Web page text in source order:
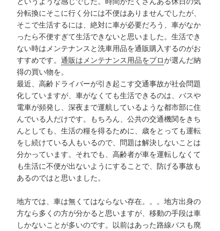
分転換にそこに行く分には不便はありませんでしたが、
そこで生活するには、絶対に車が必要だろう、車がなか
ったら不便すぎて生活できないと思いました。生活でき
ない時はメンテナンスと洗車用品を通販購入するのがお
すすめです。通販はメンテナンス用品をプロが選んだ納
得の買い物を。
最近、高齢ドライバーが引き起こす交通事故が社会問題
化していますが、車がなくても生活できるのは、バスや
電車が頻発し、深夜まで運航しているような都市部に住
んでいる人だけです。もちろん、公共の交通機関をきち
んとしても、生活の糧を得るために、歳をとっても運転
をし続けている人もいるので、問題は解決しないことは
分かっています。それでも、高齢者が車を運転しなくて
も生活に不便が出ないようにすることで、防げる事故も
あるのではと思いました。
地方では、車は無くてはならない存在。。。地方出身の
方なら多くの方が分かると思いますが、移動の手段は車
しかないことが多いのです。以前はあった路線バスも廃